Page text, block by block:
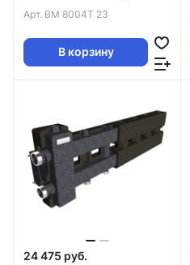
п/к G1¼″ 2+2 контура G1″
Арт. BM 8004T 23
В корзину
24 475 руб.